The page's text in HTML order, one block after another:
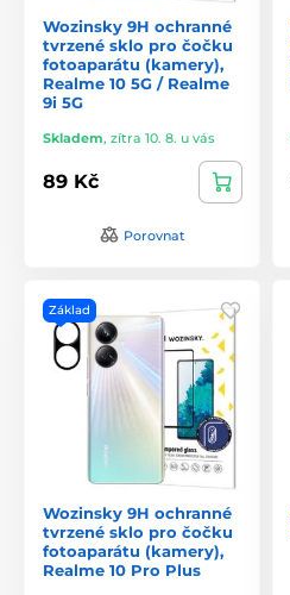
Wozinsky 9H ochranné
tvrzené sklo pro čočku
fotoaparátu (kamery),
Realme 10 5G / Realme
9i 5G
Skladem, zítra 10. 8. u vás
89 Kč
Porovnat
Základ
Wozinsky 9H ochranné
tvrzené sklo pro čočku
fotoaparátu (kamery),
Realme 10 Pro Plus